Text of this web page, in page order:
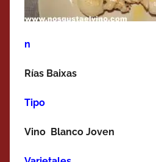
n
Rías Baixas
Tipo
Vino Blanco Joven